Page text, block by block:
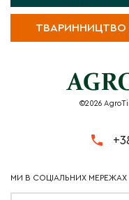
ТВАРИННИЦТВО
©2026